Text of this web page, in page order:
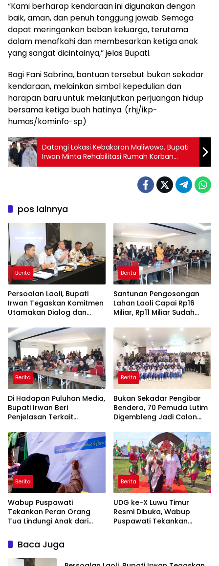
“Kami berharap kendaraan ini digunakan dengan
baik, aman, dan penuh tanggung jawab. Semoga
dapat meringankan beban keluarga, terutama
dalam menafkahi dan membesarkan ketiga anak
yang sangat dicintainya,” jelas Bupati.
Bagi Fani Sabrina, bantuan tersebut bukan sekadar
kendaraan, melainkan simbol kepedulian dan
harapan baru untuk melanjutkan perjuangan hidup
bersama ketiga buah hatinya. (rhj/ikp-
humas/kominfo-sp)
Datangi Lokasi Kebakaran Maliwowo, Bupati
Irwan Minta Rehabilitasi Rumah Korban
Dipercepat
pos lainnya
Berita
Persoalan Laoli, Bupati
Irwan Tegaskan Komitmen
Utamakan Dialog dan
Berita
Santunan Pengosongan
Lahan Laoli Capai Rp16
Miliar, Rp11 Miliar Sudah
Berita
Di Hadapan Puluhan Media,
Bupati Irwan Beri
Penjelasan Terkait
Berita
‎Bukan Sekadar Pengibar
Bendera, 70 Pemuda Lutim
Digembleng Jadi Calon
Berita
Wabup Puspawati
Tekankan Peran Orang
Tua Lindungi Anak dari
Gawai
Berita
UDG ke-X Luwu Timur
Resmi Dibuka, Wabup
Puspawati Tekankan
Baca Juga